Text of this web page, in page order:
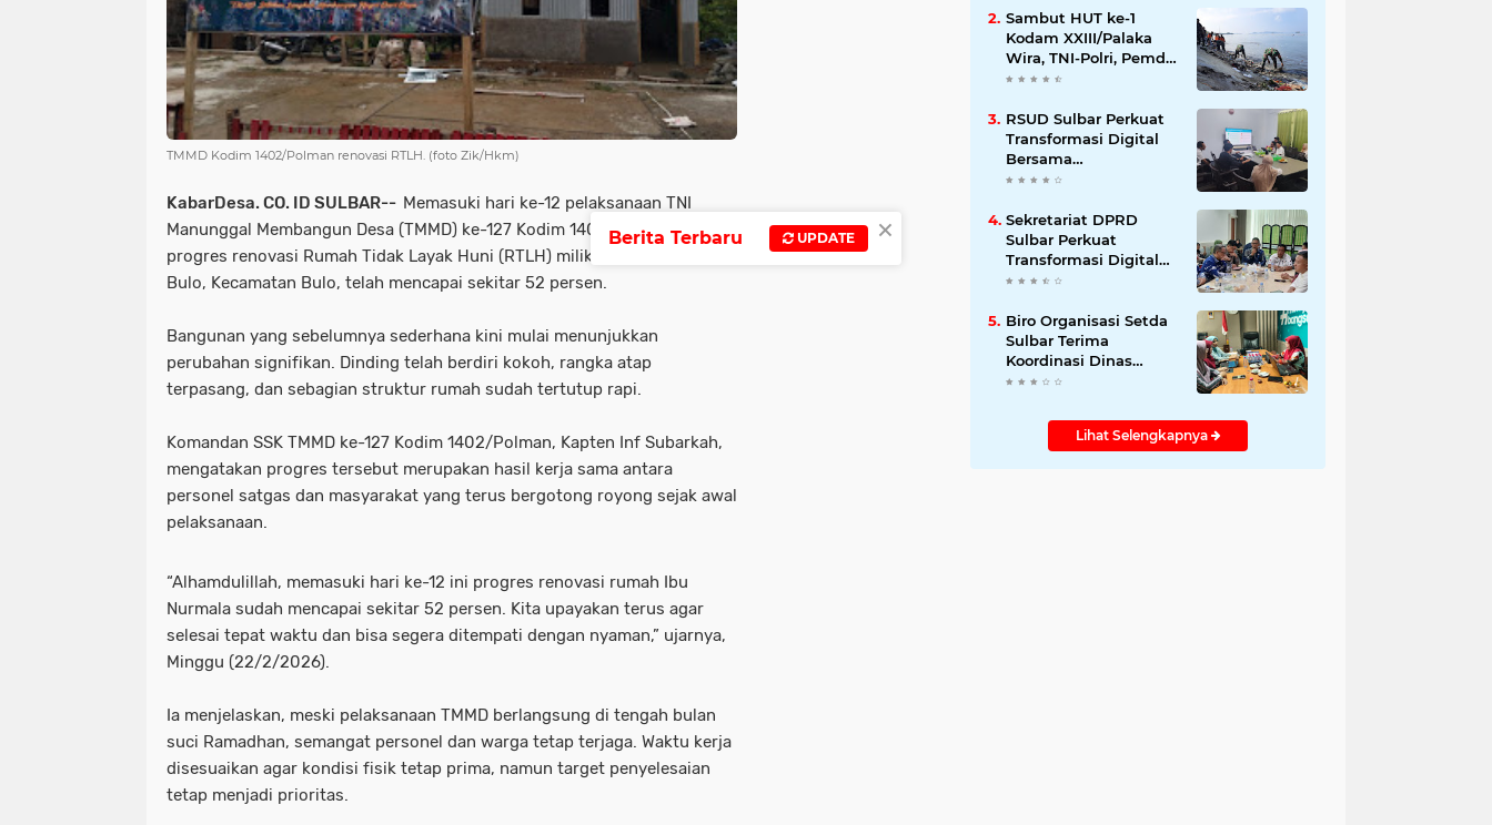
TMMD Kodim 1402/Polman renovasi RTLH. (foto Zik/Hkm)
KabarDesa. CO. ID SULBAR-- Memasuki hari ke-12 pelaksanaan TNI
Manunggal Membangun Desa (TMMD) ke-127 Kodim 1402/Polman,
progres renovasi Rumah Tidak Layak Huni (RTLH) milik Nurmala di Desa
Bulo, Kecamatan Bulo, telah mencapai sekitar 52 persen.
Bangunan yang sebelumnya sederhana kini mulai menunjukkan
perubahan signifikan. Dinding telah berdiri kokoh, rangka atap
terpasang, dan sebagian struktur rumah sudah tertutup rapi.
Komandan SSK TMMD ke-127 Kodim 1402/Polman, Kapten Inf Subarkah,
mengatakan progres tersebut merupakan hasil kerja sama antara
personel satgas dan masyarakat yang terus bergotong royong sejak awal
pelaksanaan.
“Alhamdulillah, memasuki hari ke-12 ini progres renovasi rumah Ibu
Nurmala sudah mencapai sekitar 52 persen. Kita upayakan terus agar
selesai tepat waktu dan bisa segera ditempati dengan nyaman,” ujarnya,
Minggu (22/2/2026).
Ia menjelaskan, meski pelaksanaan TMMD berlangsung di tengah bulan
suci Ramadhan, semangat personel dan warga tetap terjaga. Waktu kerja
disesuaikan agar kondisi fisik tetap prima, namun target penyelesaian
tetap menjadi prioritas.
Perikanan
Sambut HUT ke-1
Kodam XXIII/Palaka
Wira, TNI-Polri, Pemda
dan Warga Gempur
Bahari
RSUD Sulbar Perkuat
Transformasi Digital
Bersama
DiskominfoSS
Sekretariat DPRD
Sulbar Perkuat
Transformasi Digital
melalui PKS
Kependudukan
Biro Organisasi Setda
Sulbar Terima
Koordinasi Dinas
Perpusip Bahas
Lihat Selengkapnya
×
Berita Terbaru UPDATE